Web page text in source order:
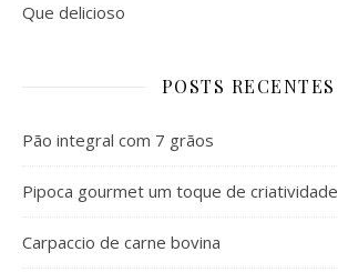
Que delicioso
POSTS RECENTES
Pão integral com 7 grãos
Pipoca gourmet um toque de criatividade
Carpaccio de carne bovina